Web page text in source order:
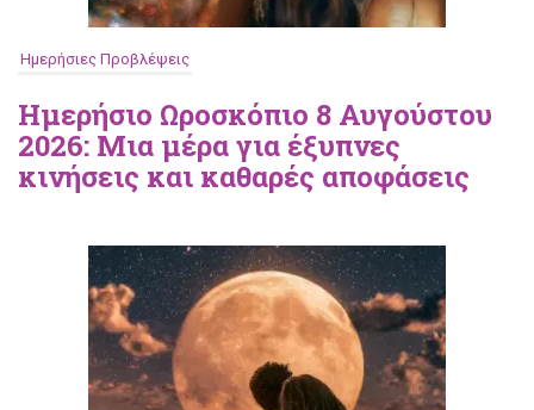
Ημερήσιες Προβλέψεις
Ημερήσιο Ωροσκόπιο 8 Αυγούστου
2026: Μια μέρα για έξυπνες
κινήσεις και καθαρές αποφάσεις